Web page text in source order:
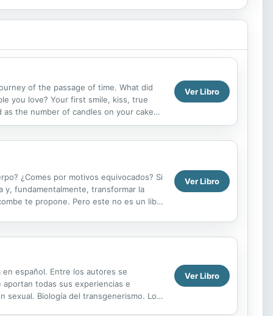
of the passage of time. What did
you love? Your first smile, kiss, true
the number of candles on your cake
course ...
Ver Libro
¿Comes por motivos equivocados? Si
y, fundamentalmente, transformar la
te propone. Pero este no es un libro
Ver Libro
español. Entre los autores se
todas sus experiencias e
sexual. Biología del transgenerismo. Los
Ver Libro